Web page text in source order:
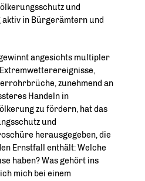
und
in Bürgerämtern und
angesichts multipler
zunehmend an
Handeln in
zu fördern, hat das
und
herausgegeben, die
Ernstfall enthält: Welche
haben? Was gehört ins
mich bei einem